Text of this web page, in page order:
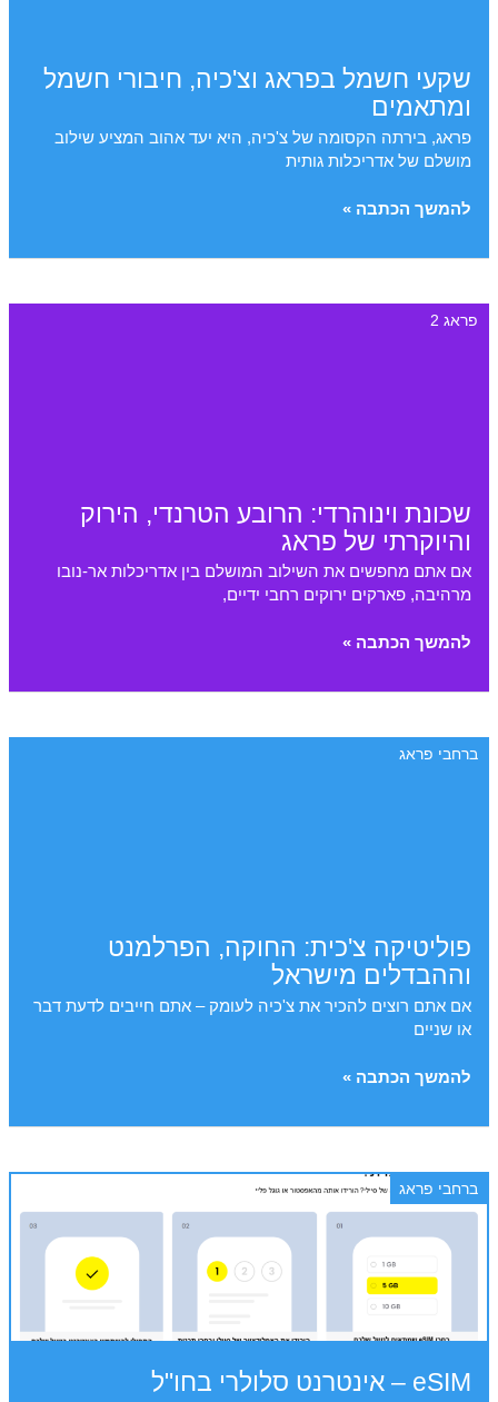
שקעי חשמל בפראג וצ'כיה, חיבורי חשמל
ומתאמים
פראג, בירתה הקסומה של צ'כיה, היא יעד אהוב המציע שילוב
מושלם של אדריכלות גותית
שקעי
בפראג
חיבורי
חשמל
להמשך הכתבה »
שכונת וינוהרדי: הרובע הטרנדי, הירוק
והיוקרתי של פראג
פראג 2
אם אתם מחפשים את השילוב המושלם בין אדריכלות אר-נובו
מרהיבה, פארקים ירוקים רחבי ידיים,
שכונת
הרובע
הירוק
והיוקרתי
להמשך הכתבה »
פוליטיקה צ'כית: החוקה, הפרלמנט
וההבדלים מישראל
ברחבי פראג
אם אתם רוצים להכיר את צ'כיה לעומק – אתם חייבים לדעת דבר
או שניים
פוליטיקה
החוקה,
וההבדלים
מישראל
להמשך הכתבה »
eSIM – אינטרנט סלולרי בחו"ל
ברחבי פראג